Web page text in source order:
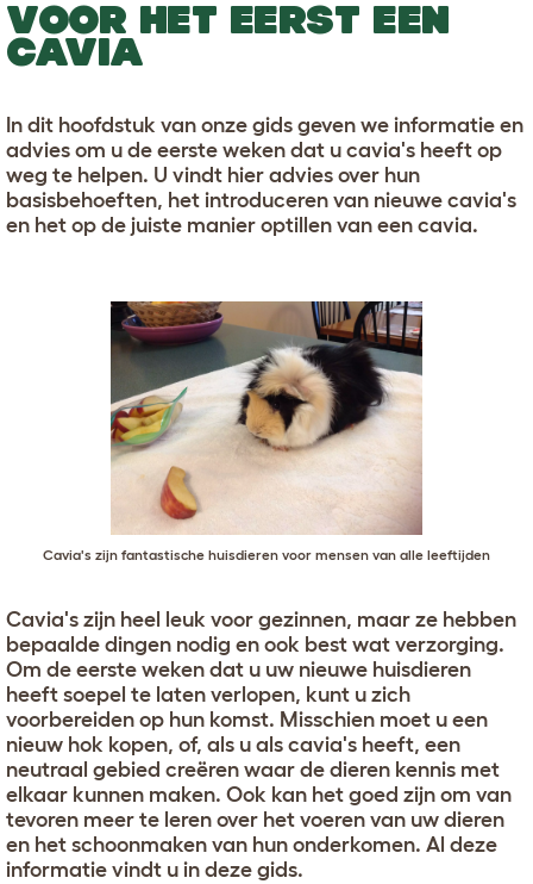
VOOR HET EERST EEN
CAVIA
In dit hoofdstuk van onze gids geven we informatie en
advies om u de eerste weken dat u cavia's heeft op
weg te helpen. U vindt hier advies over hun
basisbehoeften, het introduceren van nieuwe cavia's
en het op de juiste manier optillen van een cavia.
Cavia's zijn fantastische huisdieren voor mensen van alle leeftijden
Cavia's zijn heel leuk voor gezinnen, maar ze hebben
bepaalde dingen nodig en ook best wat verzorging.
Om de eerste weken dat u uw nieuwe huisdieren
heeft soepel te laten verlopen, kunt u zich
voorbereiden op hun komst. Misschien moet u een
nieuw hok kopen, of, als u als cavia's heeft, een
neutraal gebied creëren waar de dieren kennis met
elkaar kunnen maken. Ook kan het goed zijn om van
tevoren meer te leren over het voeren van uw dieren
en het schoonmaken van hun onderkomen. Al deze
informatie vindt u in deze gids.